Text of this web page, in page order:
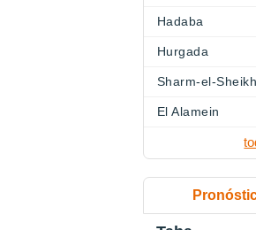
Hadaba
Hurgada
Sharm-el-Sheikh
El Alamein